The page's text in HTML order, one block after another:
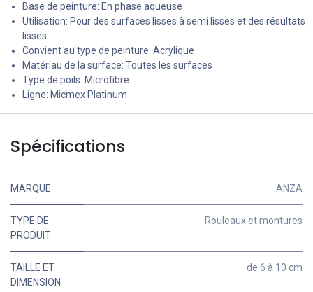
Base de peinture: En phase aqueuse
Utilisation: Pour des surfaces lisses à semi lisses et des résultats
lisses.
Convient au type de peinture: Acrylique
Matériau de la surface: Toutes les surfaces
Type de poils: Microfibre
Ligne: Micmex Platinum
Spécifications
MARQUE ANZA
TYPE DE
PRODUIT
Rouleaux et montures
TAILLE ET
DIMENSION
de 6 à 10 cm